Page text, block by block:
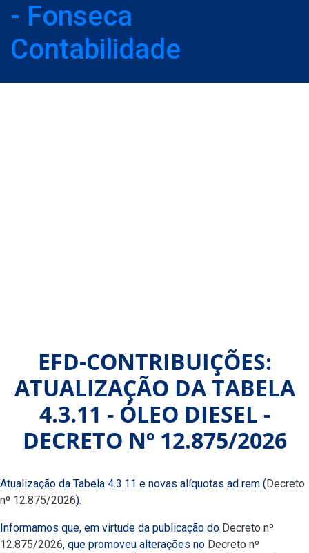
EFD-CONTRIBUIÇÕES:
ATUALIZAÇÃO DA TABELA
4.3.11 - ÓLEO DIESEL -
DECRETO Nº 12.875/2026
Atualização da Tabela 4.3.11 e novas alíquotas ad rem (Decreto
nº 12.875/2026).
Informamos que, em virtude da publicação do Decreto nº
12.875/2026, que promoveu alterações no Decreto nº